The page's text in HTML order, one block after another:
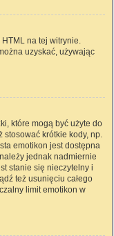
na tej witrynie.
uzyskać, używając
które mogą być użyte do
krótkie kody, np.
emotikon jest dostępna
jednak nadmiernie
stanie się nieczytelny i
też usunięciu całego
limit emotikon w